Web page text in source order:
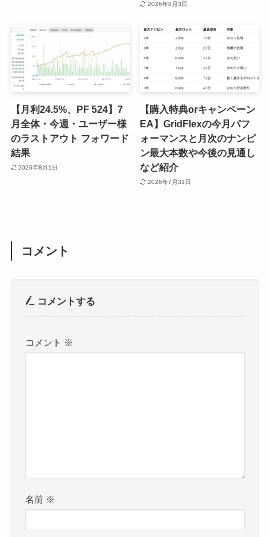
2026年8月3日
【月利24.5%、PF 524】7
月全体・今週・ユーザー様
のラストアウト フォワード
結果
2026年8月1日
【購入特典orキャンペーン
EA】GridFlexの今月パフ
ォーマンスと月次のナンピ
ン最大本数や今後の見通し
など紹介
2026年7月31日
コメント
コメントする
コメント ※
名前 ※